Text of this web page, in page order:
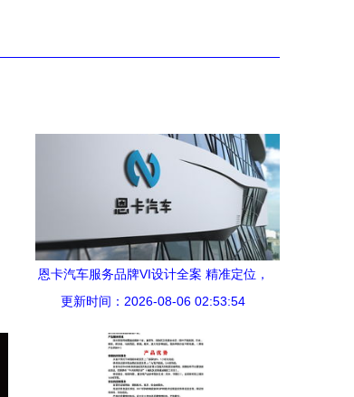
恩卡汽车服务品牌VI设计全案 精准定位，
重塑汽车后市场品牌形象
更新时间：2026-08-06 02:53:54